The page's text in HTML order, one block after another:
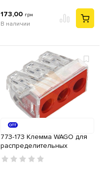
173,00 грн
В наличии
773-173 Клемма WAGO для
распределительных
коробок, 3 провода 2,5-6,0
мм2, 41А, без пасты